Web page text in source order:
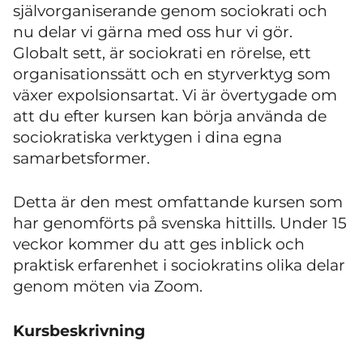
självorganiserande genom sociokrati och
nu delar vi gärna med oss hur vi gör.
Globalt sett, är sociokrati en rörelse, ett
organisationssätt och en styrverktyg som
växer expolsionsartat. Vi är övertygade om
att du efter kursen kan börja använda de
sociokratiska verktygen i dina egna
samarbetsformer.
Detta är den mest omfattande kursen som
har genomförts på svenska hittills. Under 15
veckor kommer du att ges inblick och
praktisk erfarenhet i sociokratins olika delar
genom möten via Zoom.
Kursbeskrivning